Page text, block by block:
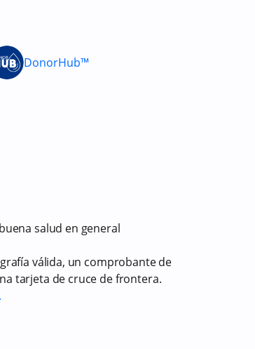
DonorHub™
salud en general
válida, un comprobante de
tarjeta de cruce de frontera.